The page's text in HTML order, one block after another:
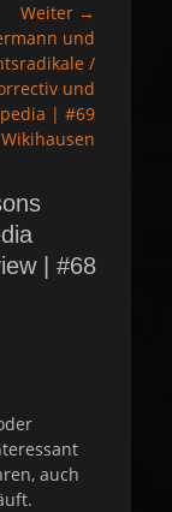
Weiter →
und
/
und
| #69
Wikihausen
| #68
auch